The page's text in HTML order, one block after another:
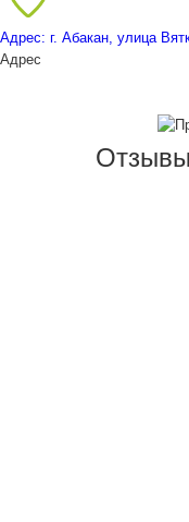
Адрес: г. Абакан, улица
Адрес